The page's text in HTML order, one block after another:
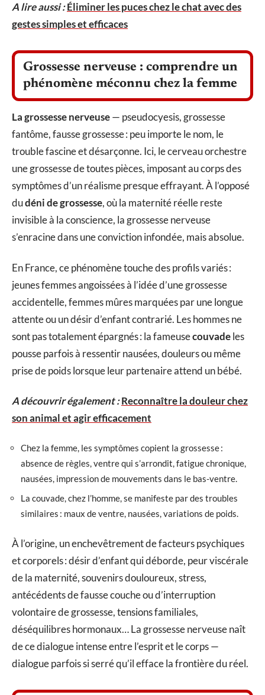
A lire aussi :Éliminer les puces chez le chat avec des
gestes simples et efficaces
Grossesse nerveuse : comprendre un
phénomène méconnu chez la femme
La grossesse nerveuse— pseudocyesis, grossesse
fantôme, fausse grossesse : peu importe le nom, le
trouble fascine et désarçonne. Ici, le cerveau orchestre
une grossesse de toutes pièces, imposant au corps des
symptômes d’un réalisme presque effrayant. À l’opposé
dudéni de grossesse, où la maternité réelle reste
invisible à la conscience, la grossesse nerveuse
s’enracine dans une conviction infondée, mais absolue.
En France, ce phénomène touche des profils variés :
jeunes femmes angoissées à l’idée d’une grossesse
accidentelle, femmes mûres marquées par une longue
attente ou un désir d’enfant contrarié. Les hommes ne
sont pas totalement épargnés : la fameusecouvadeles
pousse parfois à ressentir nausées, douleurs ou même
prise de poids lorsque leur partenaire attend un bébé.
A découvrir également :Reconnaître la douleur chez
son animal et agir efficacement
Chez la femme, les symptômes copient la grossesse :
absence de règles, ventre qui s’arrondit, fatigue chronique,
nausées, impression de mouvements dans le bas-ventre.
La couvade, chez l’homme, se manifeste par des troubles
similaires : maux de ventre, nausées, variations de poids.
À l’origine, un enchevêtrement de facteurs psychiques
et corporels : désir d’enfant qui déborde, peur viscérale
de la maternité, souvenirs douloureux, stress,
antécédents de fausse couche ou d’interruption
volontaire de grossesse, tensions familiales,
déséquilibres hormonaux… La grossesse nerveuse naît
de ce dialogue intense entre l’esprit et le corps —
dialogue parfois si serré qu’il efface la frontière du réel.